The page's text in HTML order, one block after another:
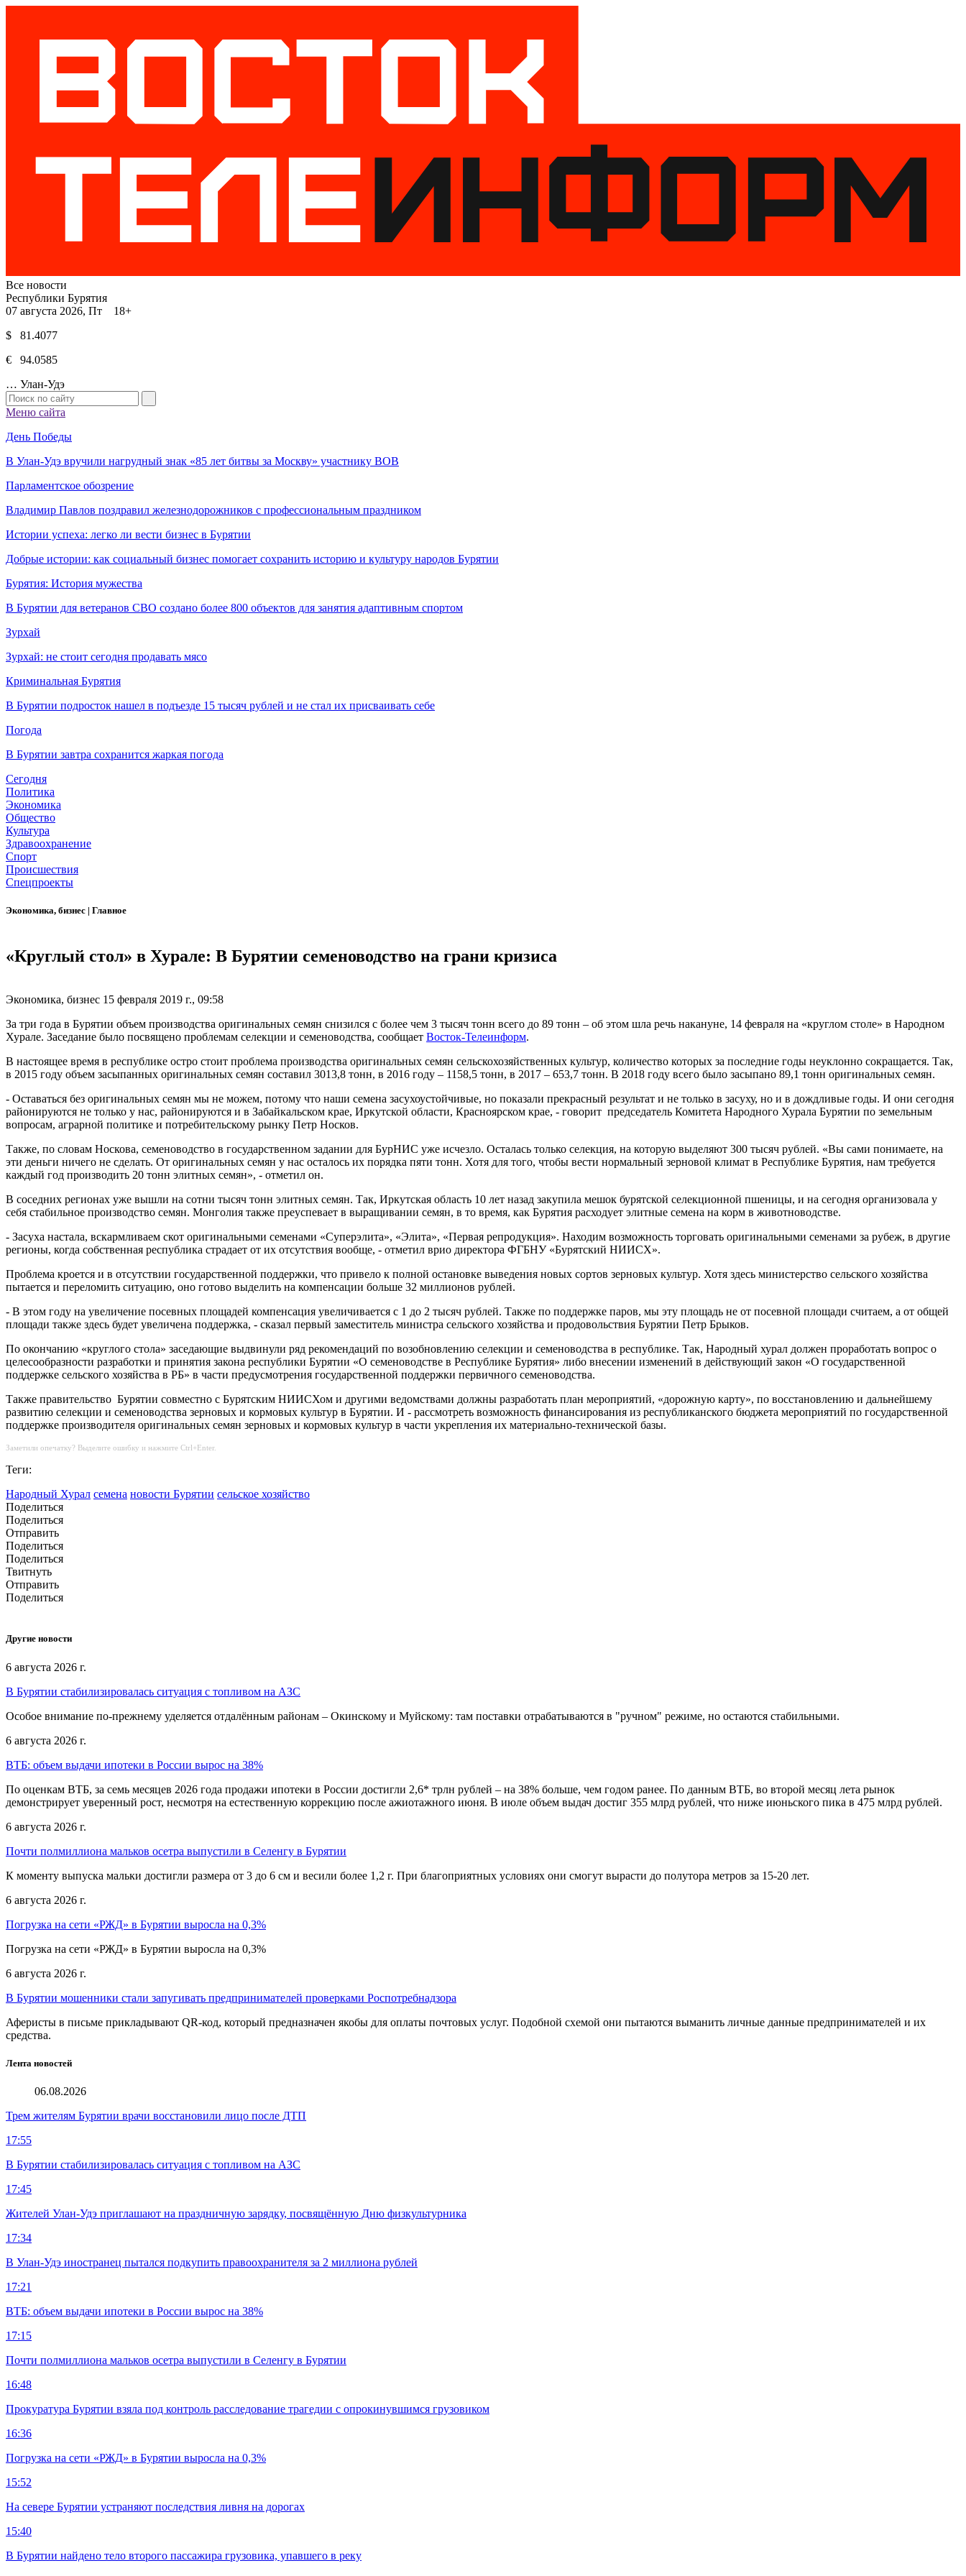
Все новости
Республики Бурятия
07 августа 2026, Пт 18+
$ 81.4077
€ 94.0585
… Улан-Удэ
Меню сайта
День Победы
В Улан-Удэ вручили нагрудный знак «85 лет битвы за Москву» участнику ВОВ
Парламентское обозрение
Владимир Павлов поздравил железнодорожников с профессиональным праздником
Истории успеха: легко ли вести бизнес в Бурятии
Добрые истории: как социальный бизнес помогает сохранить историю и культуру народов Бурятии
Бурятия: История мужества
В Бурятии для ветеранов СВО создано более 800 объектов для занятия адаптивным спортом
Зурхай
Зурхай: не стоит сегодня продавать мясо
Криминальная Бурятия
В Бурятии подросток нашел в подъезде 15 тысяч рублей и не стал их присваивать себе
Погода
В Бурятии завтра сохранится жаркая погода
Сегодня
Политика
Экономика
Общество
Культура
Здравоохранение
Спорт
Происшествия
Спецпроекты
Экономика, бизнес | Главное
«Круглый стол» в Хурале: В Бурятии семеноводство на грани кризиса
Экономика, бизнес 15 февраля 2019 г., 09:58
За три года в Бурятии объем производства оригинальных семян снизился с более чем 3 тысяч тонн всего до 89 тонн – об этом шла речь накануне, 14 февраля на «круглом столе» в Народном
Хурале. Заседание было посвящено проблемам селекции и семеноводства, сообщает Восток-Телеинформ.
В настоящее время в республике остро стоит проблема производства оригинальных семян сельскохозяйственных культур, количество которых за последние годы неуклонно сокращается. Так,
в 2015 году объем засыпанных оригинальных семян составил 3013,8 тонн, в 2016 году – 1158,5 тонн, в 2017 – 653,7 тонн. В 2018 году всего было засыпано 89,1 тонн оригинальных семян.
- Оставаться без оригинальных семян мы не можем, потому что наши семена засухоустойчивые, но показали прекрасный результат и не только в засуху, но и в дождливые годы. И они сегодня
районируются не только у нас, районируются и в Забайкальском крае, Иркутской области, Красноярском крае, - говорит председатель Комитета Народного Хурала Бурятии по земельным
вопросам, аграрной политике и потребительскому рынку Петр Носков.
Также, по словам Носкова, семеноводство в государственном задании для БурНИС уже исчезло. Осталась только селекция, на которую выделяют 300 тысяч рублей. «Вы сами понимаете, на
эти деньги ничего не сделать. От оригинальных семян у нас осталось их порядка пяти тонн. Хотя для того, чтобы вести нормальный зерновой климат в Республике Бурятия, нам требуется
каждый год производить 20 тонн элитных семян», - отметил он.
В соседних регионах уже вышли на сотни тысяч тонн элитных семян. Так, Иркутская область 10 лет назад закупила мешок бурятской селекционной пшеницы, и на сегодня организовала у
себя стабильное производство семян. Монголия также преуспевает в выращивании семян, в то время, как Бурятия расходует элитные семена на корм в животноводстве.
- Засуха настала, вскармливаем скот оригинальными семенами «Суперэлита», «Элита», «Первая репродукция». Находим возможность торговать оригинальными семенами за рубеж, в другие
регионы, когда собственная республика страдает от их отсутствия вообще, - отметил врио директора ФГБНУ «Бурятский НИИСХ».
Проблема кроется и в отсутствии государственной поддержки, что привело к полной остановке выведения новых сортов зерновых культур. Хотя здесь министерство сельского хозяйства
пытается и переломить ситуацию, оно готово выделить на компенсации больше 32 миллионов рублей.
- В этом году на увеличение посевных площадей компенсация увеличивается с 1 до 2 тысяч рублей. Также по поддержке паров, мы эту площадь не от посевной площади считаем, а от общей
площади также здесь будет увеличена поддержка, - сказал первый заместитель министра сельского хозяйства и продовольствия Бурятии Петр Брыков.
По окончанию «круглого стола» заседающие выдвинули ряд рекомендаций по возобновлению селекции и семеноводства в республике. Так, Народный хурал должен проработать вопрос о
целесообразности разработки и принятия закона республики Бурятии «О семеноводстве в Республике Бурятия» либо внесении изменений в действующий закон «О государственной
поддержке сельского хозяйства в РБ» в части предусмотрения государственной поддержки первичного семеноводства.
Также правительство Бурятии совместно с Бурятским НИИСХом и другими ведомствами должны разработать план мероприятий, «дорожную карту», по восстановлению и дальнейшему
развитию селекции и семеноводства зерновых и кормовых культур в Бурятии. И - рассмотреть возможность финансирования из республиканского бюджета мероприятий по государственной
поддержке производителя оригинальных семян зерновых и кормовых культур в части укрепления их материально-технической базы.
Заметили опечатку? Выделите ошибку и нажмите Ctrl+Enter.
Теги:
Народный Хурал семена новости Бурятии сельское хозяйство
Поделиться
Поделиться
Отправить
Поделиться
Поделиться
Твитнуть
Отправить
Поделиться
Другие новости
6 августа 2026 г.
В Бурятии стабилизировалась ситуация с топливом на АЗС
Особое внимание по-прежнему уделяется отдалённым районам – Окинскому и Муйскому: там поставки отрабатываются в "ручном" режиме, но остаются стабильными.
6 августа 2026 г.
ВТБ: объем выдачи ипотеки в России вырос на 38%
По оценкам ВТБ, за семь месяцев 2026 года продажи ипотеки в России достигли 2,6* трлн рублей – на 38% больше, чем годом ранее. По данным ВТБ, во второй месяц лета рынок
демонстрирует уверенный рост, несмотря на естественную коррекцию после ажиотажного июня. В июле объем выдач достиг 355 млрд рублей, что ниже июньского пика в 475 млрд рублей.
6 августа 2026 г.
Почти полмиллиона мальков осетра выпустили в Селенгу в Бурятии
К моменту выпуска мальки достигли размера от 3 до 6 см и весили более 1,2 г. При благоприятных условиях они смогут вырасти до полутора метров за 15-20 лет.
6 августа 2026 г.
Погрузка на сети «РЖД» в Бурятии выросла на 0,3%
Погрузка на сети «РЖД» в Бурятии выросла на 0,3%
6 августа 2026 г.
В Бурятии мошенники стали запугивать предпринимателей проверками Роспотребнадзора
Аферисты в письме прикладывают QR-код, который предназначен якобы для оплаты почтовых услуг. Подобной схемой они пытаются выманить личные данные предпринимателей и их
средства.
Лента новостей
06.08.2026
Трем жителям Бурятии врачи восстановили лицо после ДТП
17:55
В Бурятии стабилизировалась ситуация с топливом на АЗС
17:45
Жителей Улан-Удэ приглашают на праздничную зарядку, посвящённую Дню физкультурника
17:34
В Улан-Удэ иностранец пытался подкупить правоохранителя за 2 миллиона рублей
17:21
ВТБ: объем выдачи ипотеки в России вырос на 38%
17:15
Почти полмиллиона мальков осетра выпустили в Селенгу в Бурятии
16:48
Прокуратура Бурятии взяла под контроль расследование трагедии с опрокинувшимся грузовиком
16:36
Погрузка на сети «РЖД» в Бурятии выросла на 0,3%
15:52
На севере Бурятии устраняют последствия ливня на дорогах
15:40
В Бурятии найдено тело второго пассажира грузовика, упавшего в реку